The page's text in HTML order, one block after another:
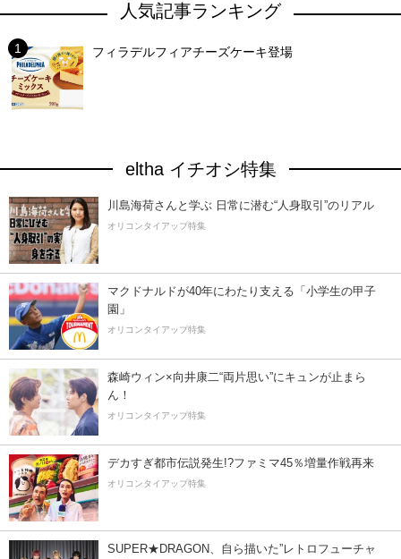
人気記事ランキング
フィラデルフィアチーズケーキ登場
eltha イチオシ特集
川島海荷さんと学ぶ 日常に潜む“人身取引”のリアル
オリコンタイアップ特集
マクドナルドが40年にわたり支える「小学生の甲子
園」
オリコンタイアップ特集
森崎ウィン×向井康二“両片思い”にキュンが止まら
ん！
オリコンタイアップ特集
デカすぎ都市伝説発生!?ファミマ45％増量作戦再来
オリコンタイアップ特集
SUPER★DRAGON、自ら描いた”レトロフューチャ